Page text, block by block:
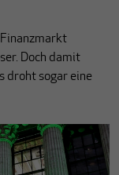
Doch damit
droht sogar eine